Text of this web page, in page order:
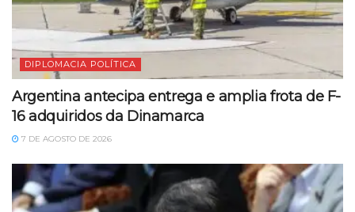
DIPLOMACIA POLÍTICA
Argentina antecipa entrega e amplia frota de F-
16 adquiridos da Dinamarca
7 DE AGOSTO DE 2026